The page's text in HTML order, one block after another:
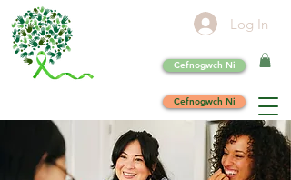
Log In
Cefnogwch Ni
Cefnogwch Ni